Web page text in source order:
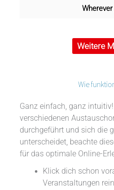
Weitere
Wie
Ganz einfach, ganz
verschiedenen
durchgeführt und sich die
unterscheidet, beachte
für das optimale Online-
Klick dich schon
Veranstaltungen